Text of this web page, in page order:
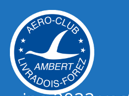
contenu